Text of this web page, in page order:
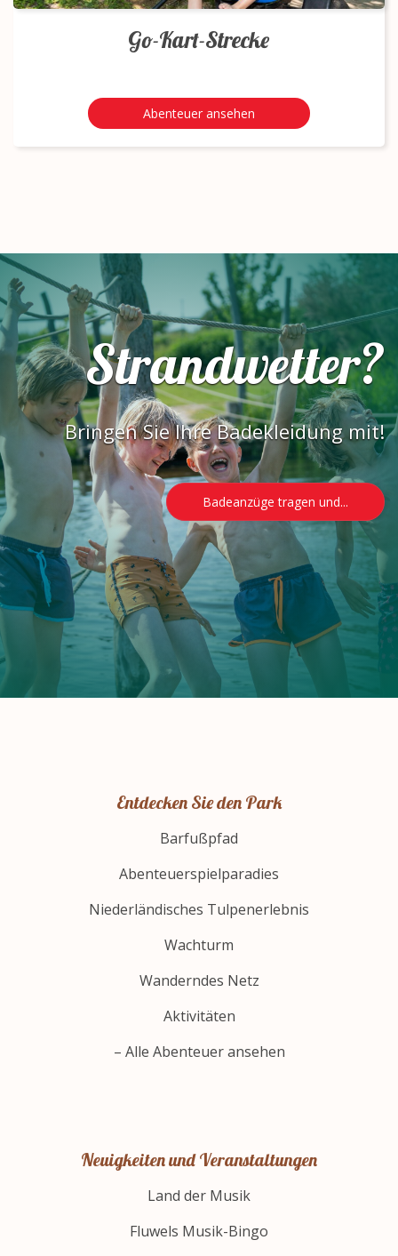
Go-Kart-Strecke
Abenteuer ansehen
Strandwetter?
Bringen Sie Ihre Badekleidung mit!
Badeanzüge tragen und...
Entdecken Sie den Park
Barfußpfad
Abenteuerspielparadies
Niederländisches Tulpenerlebnis
Wachturm
Wanderndes Netz
Aktivitäten
– Alle Abenteuer ansehen
Neuigkeiten und Veranstaltungen
Land der Musik
Fluwels Musik-Bingo